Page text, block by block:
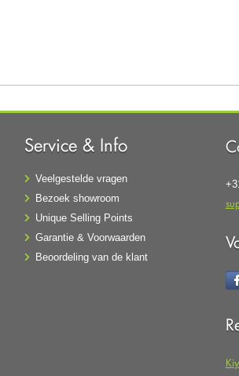
Service & Info
Veelgestelde vragen
Bezoek showroom
Unique Selling Points
Garantie & Voorwaarden
Beoordeling van de klant